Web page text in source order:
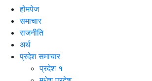
होमपेज
समाचार
राजनीति
अर्थ
प्रदेश समाचार
प्रदेश १